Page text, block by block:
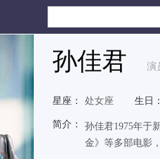
孙佳君 演
星座： 处女座 生日
简介：
孙佳君1975年于
金》等多部电影